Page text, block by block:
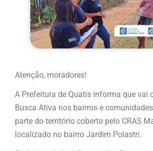
Atenção, moradores!
A Prefeitura de Quatis informa que vai
Busca Ativa nos bairros e
parte do território coberto pelo CRAS
localizado no bairro Jardim Polastri.